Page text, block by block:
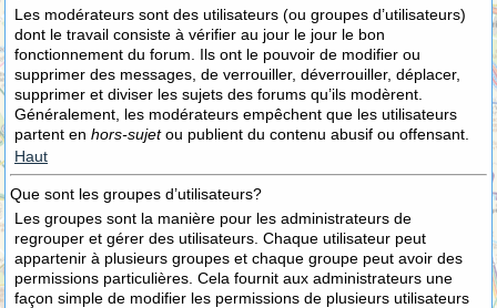
Les modérateurs sont des utilisateurs (ou groupes d’utilisateurs)
dont le travail consiste à vérifier au jour le jour le bon
fonctionnement du forum. Ils ont le pouvoir de modifier ou
supprimer des messages, de verrouiller, déverrouiller, déplacer,
supprimer et diviser les sujets des forums qu’ils modèrent.
Généralement, les modérateurs empêchent que les utilisateurs
partent en hors-sujetou publient du contenu abusif ou offensant.
Haut
Que sont les groupes d’utilisateurs?
Les groupes sont la manière pour les administrateurs de
regrouper et gérer des utilisateurs. Chaque utilisateur peut
appartenir à plusieurs groupes et chaque groupe peut avoir des
permissions particulières. Cela fournit aux administrateurs une
façon simple de modifier les permissions de plusieurs utilisateurs